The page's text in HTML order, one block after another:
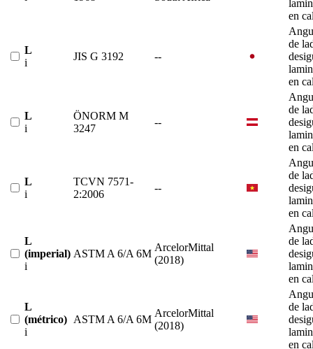
en
L
i
JIS G 3192 --
de
en
L
i
ÖNORM M
3247
--
de
en
L
i
TCVN 7571-
2:2006
--
de
en
L
(imperial)
i
ASTM A 6/A 6M
ArcelorMittal
(2018)
de
en
L
(métrico)
i
ASTM A 6/A 6M
ArcelorMittal
(2018)
de
en